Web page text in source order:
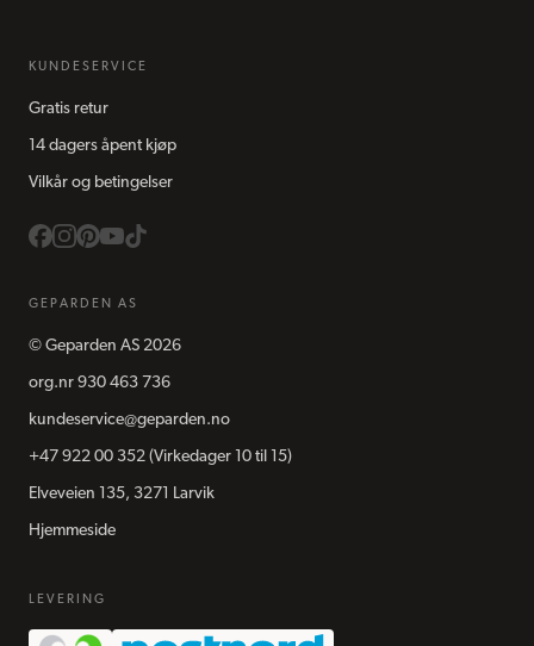
KUNDESERVICE
Gratis retur
14 dagers åpent kjøp
Vilkår og betingelser
GEPARDEN AS
© Geparden AS 2026
org.nr 930 463 736
kundeservice@geparden.no
+47 922 00 352 (Virkedager 10 til 15)
Elveveien 135, 3271 Larvik
Hjemmeside
LEVERING